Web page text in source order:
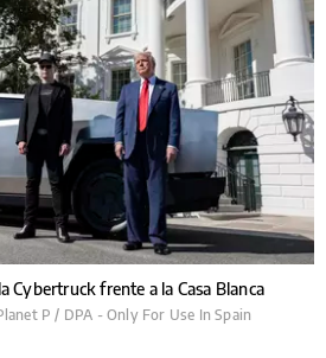
Cybertruck frente a la Casa Blanca
P / DPA - Only For Use In Spain